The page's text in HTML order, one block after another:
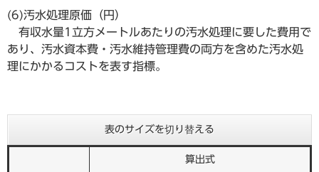
(6)汚水処理原価（円）
有収水量1立方メートルあたりの汚水処理に要した費用で
あり、汚水資本費・汚水維持管理費の両方を含めた汚水処
理にかかるコストを表す指標。
表のサイズを切り替える
算出式